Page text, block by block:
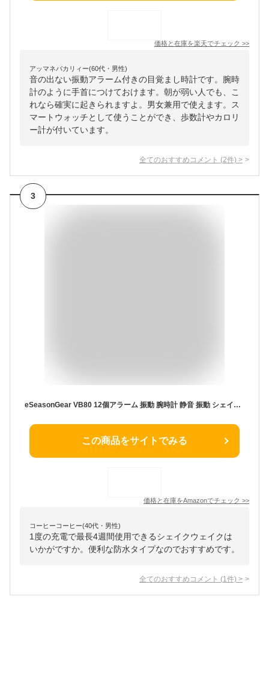
価格と在庫を楽天でチェック >>
アッマネバカリィー(60代・男性)
音の出ない振動アラーム付きの目覚まし時計です。腕時
計のように手首につけておけます。朝が弱い人でも、こ
れなら確実に起きられますよ。男女兼用で使えます。ス
マートウォッチとして使うことができ、歩数計やカロリ
ー計が付いています。
全てのおすすめコメント (2件) >
3
eSeasonGear VB80 12個アラーム 振動 腕時計 静音 振動 シェイク ウェイク ADHD 薬 リマインダー, ブラック-S, Small 4.5-7.5"/11-19cm; Large 6.5-8.5"/16-21cm, モダン
この商品をサイトでみる
価格と在庫をAmazonでチェック >>
コーヒーコーヒー(40代・男性)
1度の充電で最長4週間使用できるシェイクウェイクは
いかがですか。便利な防水タイプなのでおすすめです。
全てのおすすめコメント (1 件) >